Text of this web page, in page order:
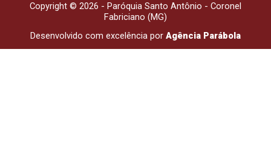
Copyright © 2026 - Paróquia Santo Antônio - Coronel
Fabriciano (MG)
Desenvolvido com excelência por Agência Parábola